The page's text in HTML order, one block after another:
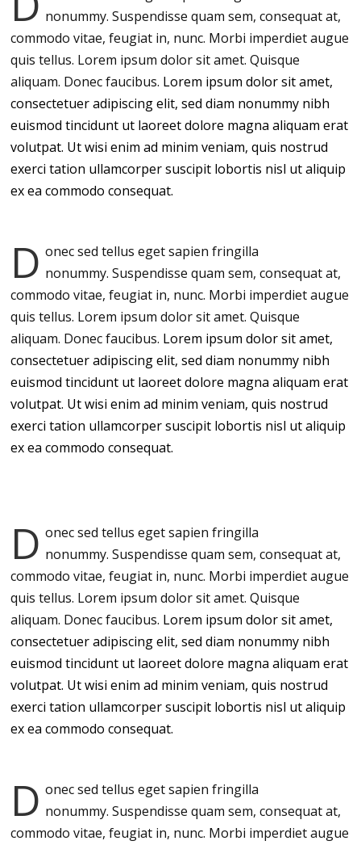
nonummy.Suspendisse quam sem, consequat at,
commodo vitae, feugiat in, nunc. Morbi imperdiet augue
quis tellus. Lorem ipsum dolor sit amet. Quisque
aliquam. Donec faucibus. Lorem ipsum dolor sit amet,
consectetuer adipiscing elit, sed diam nonummy nibh
euismod tincidunt ut laoreet dolore magna aliquam erat
volutpat. Ut wisi enim ad minim veniam, quis nostrud
exerci tation ullamcorper suscipit lobortis nisl ut aliquip
ex ea commodo consequat.
D onec sed tellus eget sapien fringilla
nonummy.Suspendisse quam sem, consequat at,
commodo vitae, feugiat in, nunc. Morbi imperdiet augue
quis tellus. Lorem ipsum dolor sit amet. Quisque
aliquam. Donec faucibus. Lorem ipsum dolor sit amet,
consectetuer adipiscing elit, sed diam nonummy nibh
euismod tincidunt ut laoreet dolore magna aliquam erat
volutpat. Ut wisi enim ad minim veniam, quis nostrud
exerci tation ullamcorper suscipit lobortis nisl ut aliquip
ex ea commodo consequat.
D onec sed tellus eget sapien fringilla
nonummy.Suspendisse quam sem, consequat at,
commodo vitae, feugiat in, nunc. Morbi imperdiet augue
quis tellus. Lorem ipsum dolor sit amet. Quisque
aliquam. Donec faucibus. Lorem ipsum dolor sit amet,
consectetuer adipiscing elit, sed diam nonummy nibh
euismod tincidunt ut laoreet dolore magna aliquam erat
volutpat. Ut wisi enim ad minim veniam, quis nostrud
exerci tation ullamcorper suscipit lobortis nisl ut aliquip
ex ea commodo consequat.
D onec sed tellus eget sapien fringilla
nonummy.Suspendisse quam sem, consequat at,
commodo vitae, feugiat in, nunc. Morbi imperdiet augue